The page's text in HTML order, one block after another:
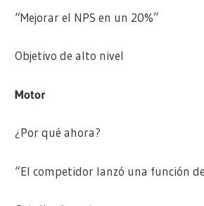
“Mejorar el NPS en un 20%”
Objetivo de alto nivel
Motor
¿Por qué ahora?
“El competidor lanzó una función